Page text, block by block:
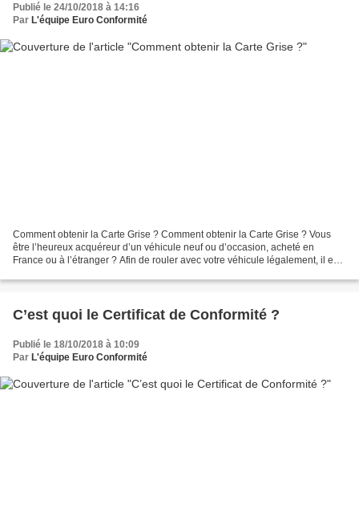
Publié le 24/10/2018 à 14:16
Par L'équipe Euro Conformité
Comment obtenir la Carte Grise ? Comment obtenir la Carte Grise ? Vous
être l’heureux acquéreur d’un véhicule neuf ou d’occasion, acheté en
France ou à l’étranger ? Afin de rouler avec votre véhicule légalement, il est
C’est quoi le Certificat de Conformité ?
Publié le 18/10/2018 à 10:09
Par L'équipe Euro Conformité